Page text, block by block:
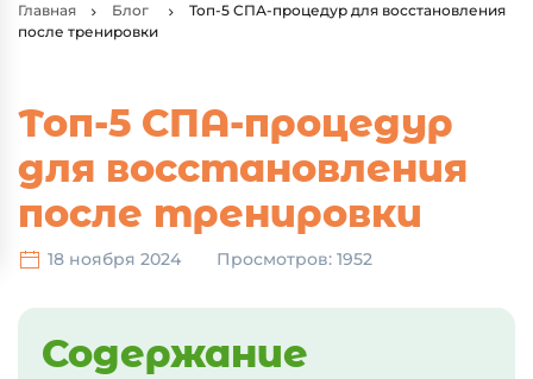
Главная Блог
Топ-5 СПА-процедур для восстановления
после тренировки
Топ-5 СПА-процедур
для восстановления
после тренировки
18 ноября 2024 Просмотров: 1952
Содержание